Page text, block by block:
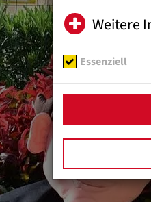
Weitere
Essenziell